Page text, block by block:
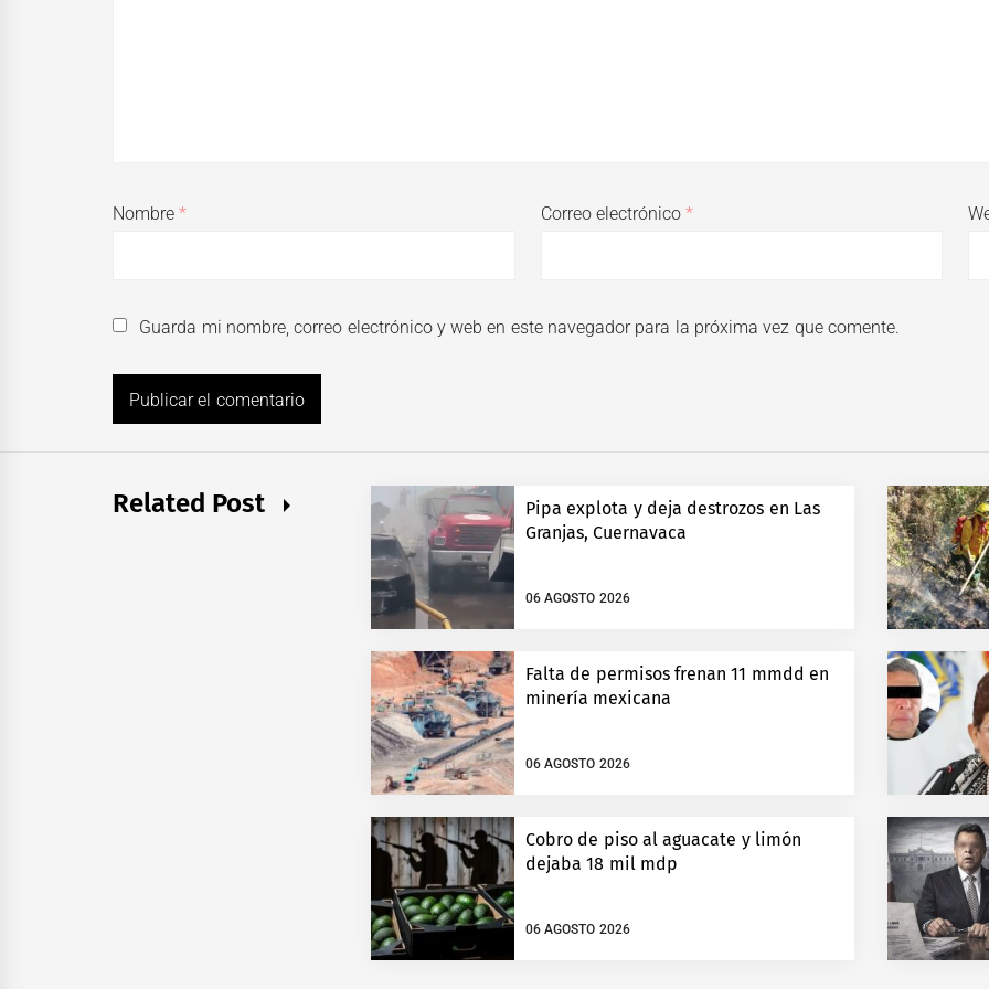
Nombre* Correo electrónico*
Guarda mi nombre, correo electrónico y web en este navegador para la próxima vez que comente.
Related Post
Pipa explota y deja destrozos en Las
Granjas, Cuernavaca
06 AGOSTO 2026
Falta de permisos frenan 11 mmdd en
minería mexicana
06 AGOSTO 2026
Cobro de piso al aguacate y limón
dejaba 18 mil mdp
06 AGOSTO 2026